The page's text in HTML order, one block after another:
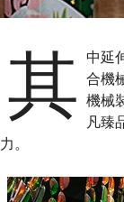
其
中延
合機
機械
凡臻
力。